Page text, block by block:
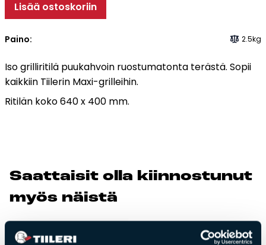
Kohdegalleria
Esitteet
Verkkokauppa
Tiilet
Laastit
Outlet
Lisää ostoskoriin
Paino: 2.5kg
Iso grilliritilä puukahvoin ruostumatonta terästä. Sopii
kaikkiin Tiilerin Maxi-grilleihin.
Ritilän koko 640 x 400 mm.
Saat­tai­sit ol­la kiin­nos­tu­nut
myös näis­tä